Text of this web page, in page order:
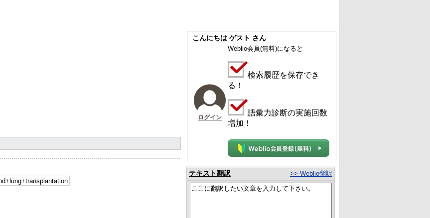
こんにちは ゲスト さん
ログイン
Weblio会員(無料)になると
検索履歴を保存でき
る！
語彙力診断の実施回数
増加！
テキスト翻訳 >> Weblio翻訳